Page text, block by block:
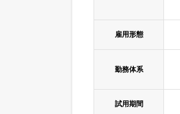
雇用形態
勤務体系
試用期間